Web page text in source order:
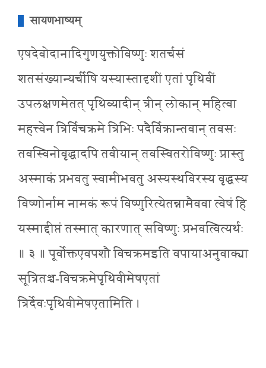
सायणभाष्यम्
एषदेवोदानादिगुणयुक्तोविष्णुः शतर्चसं
शतसंख्यान्यर्चीषि यस्यास्तादृशीं एतां पृथिवीं
उपलक्षणमेतत् पृथिव्यादीन् त्रीन् लोकान् महित्वा
महत्त्वेन त्रिर्विचक्रमे त्रिभिः पदैर्विक्रान्तवान् तवसः
तवस्विनोवृद्धादपि तवीयान् तवस्वितरोविष्णुः प्रास्तु
अस्माकं प्रभवतु स्वामीभवतु अस्यस्थविरस्य वृद्धस्य
विष्णोर्नाम नामकं रूपं विष्णुरित्येतन्नामैववा त्वेषं हि
यस्माद्दीप्तं तस्मात् कारणात् सविष्णुः प्रभवत्वित्यर्थः
॥ ३ ॥ पूर्वोक्तएवपशौ विचक्रमइति वपायाअनुवाक्या
सूत्रितञ्च-विचक्रमेपृथिवीमेषएतां
त्रिर्देवःपृथिवीमेषएतामिति ।